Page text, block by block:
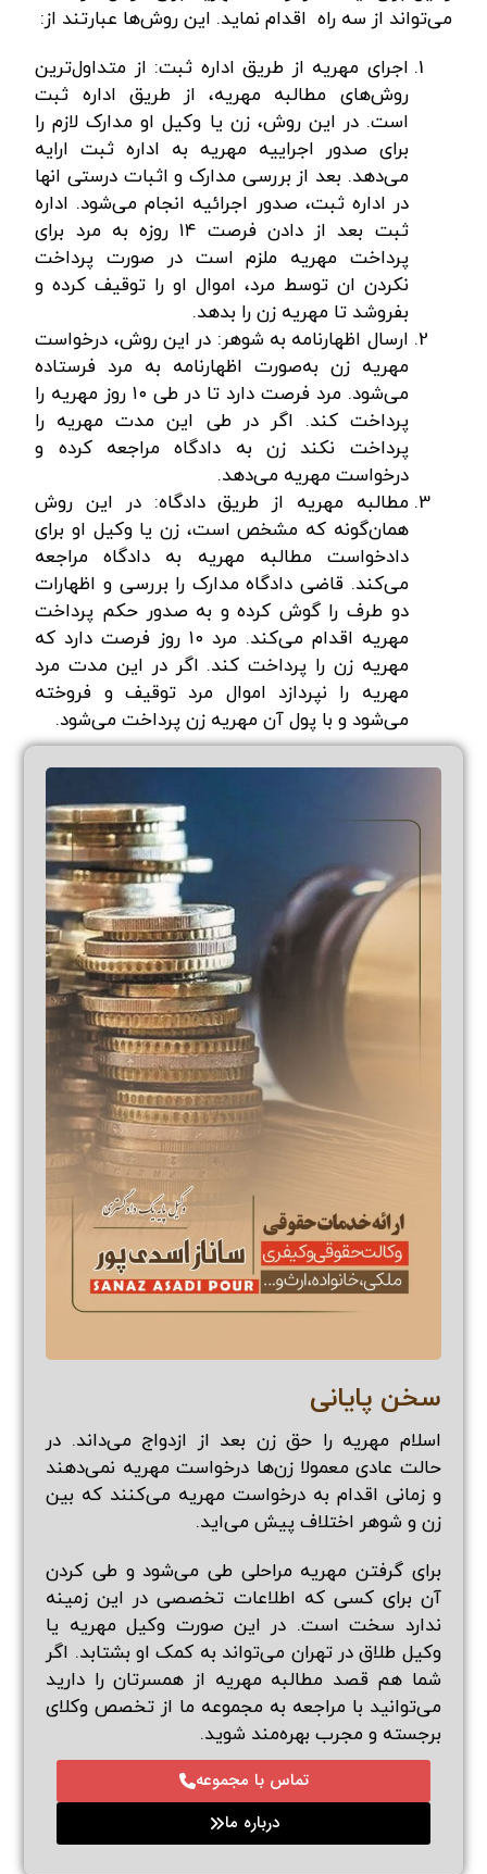
می‌تواند از سه راه اقدام نماید. این روش‌ها عبارتند از:
اجرای مهریه از طریق اداره ثبت: از متداول‌ترین
روش‌های مطالبه مهریه، از طریق اداره ثبت
است. در این روش، زن یا وکیل او مدارک لازم را
برای صدور اجراییه مهریه به اداره ثبت ارایه
می‌دهد. بعد از بررسی مدارک و اثبات درستی انها
در اداره ثبت، صدور اجرائیه انجام می‌شود. اداره
ثبت بعد از دادن فرصت ۱۴ روزه به مرد برای
پرداخت مهریه ملزم است در صورت پرداخت
نکردن ان توسط مرد، اموال او را توقیف کرده و
بفروشد تا مهریه زن را بدهد.
ارسال اظهارنامه به شوهر: در این روش، درخواست
مهریه زن به‌صورت اظهارنامه به مرد فرستاده
می‌شود. مرد فرصت دارد تا در طی ۱۰ روز مهریه را
پرداخت کند. اگر در طی این مدت مهریه را
پرداخت نکند زن به دادگاه مراجعه کرده و
درخواست مهریه می‌دهد.
مطالبه مهریه از طریق دادگاه: در این روش
همان‌گونه که مشخص است، زن یا وکیل او برای
دادخواست مطالبه مهریه به دادگاه مراجعه
می‌کند. قاضی دادگاه مدارک را بررسی و اظهارات
دو طرف را گوش کرده و به صدور حکم پرداخت
مهریه اقدام می‌کند. مرد ۱۰ روز فرصت دارد که
مهریه زن را پرداخت کند. اگر در این مدت مرد
مهریه را نپردازد اموال مرد توقیف و فروخته
می‌شود و با پول آن مهریه زن پرداخت می‌شود.
سخن پایانی
اسلام مهریه را حق زن بعد از ازدواج می‌داند. در
حالت عادی معمولا زن‌ها درخواست مهریه نمی‌دهند
و زمانی اقدام به درخواست مهریه می‌کنند که بین
زن و شوهر اختلاف پیش می‌اید.
برای گرفتن مهریه مراحلی طی می‌شود و طی کردن
آن برای کسی که اطلاعات تخصصی در این زمینه
ندارد سخت است. در این صورت وکیل مهریه یا
وکیل طلاق در تهران می‌تواند به کمک او بشتابد. اگر
شما هم قصد مطالبه مهریه از همسرتان را دارید
می‌توانید با مراجعه به مجموعه ما از تخصص وکلای
برجسته و مجرب بهره‌مند شوید.
تماس با مجموعه
درباره ما